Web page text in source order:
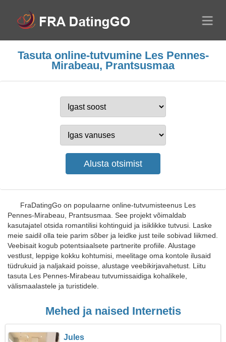
Tasuta online-tutvumine Les Pennes-
Mirabeau, Prantsusmaa
FraDatingGo on populaarne online-tutvumisteenus Les
Pennes-Mirabeau, Prantsusmaa. See projekt võimaldab
kasutajatel otsida romantilisi kohtinguid ja isiklikke tutvusi. Laske
meie saidil olla teie parim sõber ja leidke just teile sobivad liikmed.
Veebisait kogub potentsiaalsete partnerite profiile. Alustage
vestlust, leppige kokku kohtumisi, meelitage oma kontole ilusaid
tüdrukuid ja naljakaid poisse, alustage veebikirjavahetust. Liitu
tasuta Les Pennes-Mirabeau tutvumissaidiga kohalikele,
välismaalastele ja turistidele.
Mehed ja naised Internetis
Jules